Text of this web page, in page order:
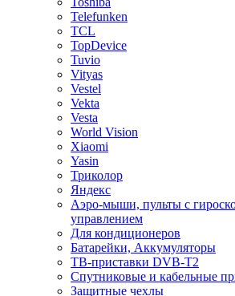
Telefunken
TCL
TopDevice
Tuvio
Vityas
Vestel
Vekta
Vesta
World Vision
Xiaomi
Yasin
Триколор
Яндекс
Аэро-мыши, пульты с
управлением
Для кондиционеров
Батарейки, Аккумуляторы
ТВ-приставки DVB-T2
Спутниковые и кабельные
Защитные чехлы